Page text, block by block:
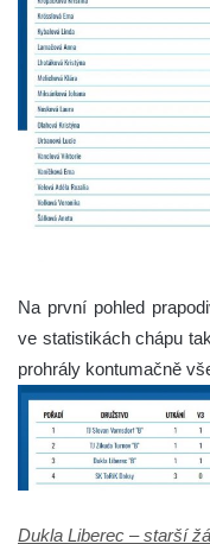
Na první pohled
ve statistikách chápu
prohrály kontumačně
Dukla Liberec – starší